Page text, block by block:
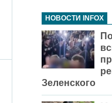
НОВОСТИ INFOX
Зеленского